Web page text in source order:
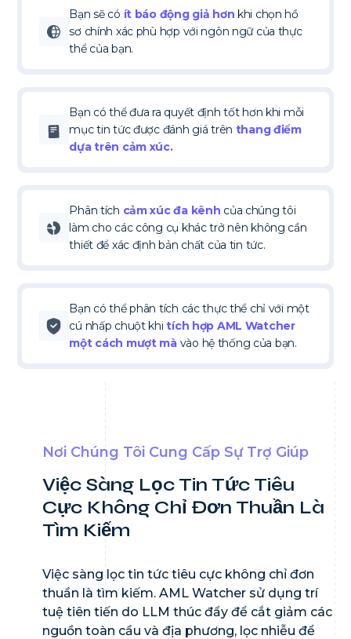
Bạn sẽ có ít báo động giả hơn khi chọn hồ
sơ chính xác phù hợp với ngôn ngữ của thực
thể của bạn.
Bạn có thể đưa ra quyết định tốt hơn khi mỗi
mục tin tức được đánh giá trên thang điểm
dựa trên cảm xúc.
Phân tích cảm xúc đa kênh của chúng tôi
làm cho các công cụ khác trở nên không cần
thiết để xác định bản chất của tin tức.
Bạn có thể phân tích các thực thể chỉ với một
cú nhấp chuột khitích hợp AML Watcher
một cách mượt màvào hệ thống của bạn.
Nơi Chúng Tôi Cung Cấp Sự Trợ Giúp
Việc Sàng Lọc Tin Tức Tiêu
Cực Không Chỉ Đơn Thuần Là
Tìm Kiếm
Việc sàng lọc tin tức tiêu cực không chỉ đơn
thuần là tìm kiếm. AML Watcher sử dụng trí
tuệ tiên tiến do LLM thúc đẩy để cắt giảm các
nguồn toàn cầu và địa phương, lọc nhiễu để